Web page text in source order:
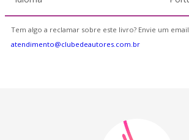
Tem algo a reclamar sobre este livro? Envie um
atendimento@clubedeautores.com.br